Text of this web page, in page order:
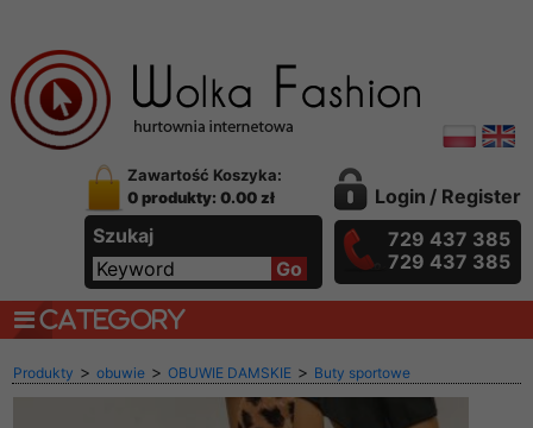
Zawartość Koszyka:
0 produkty: 0.00 zł
Szukaj
Login / Register
729 437 385
729 437 385
CATEGORY
Produkty > obuwie > OBUWIE DAMSKIE > Buty sportowe